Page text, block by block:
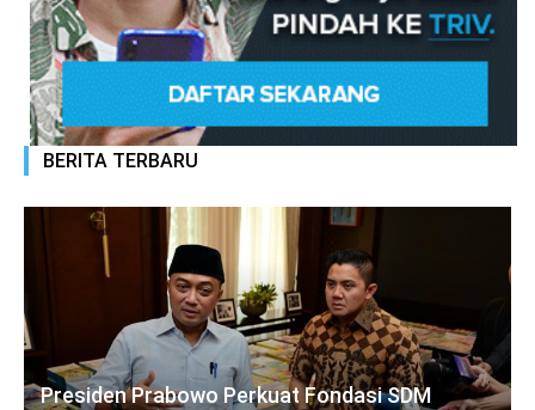
BERITA TERBARU
Presiden Prabowo Perkuat Fondasi SDM